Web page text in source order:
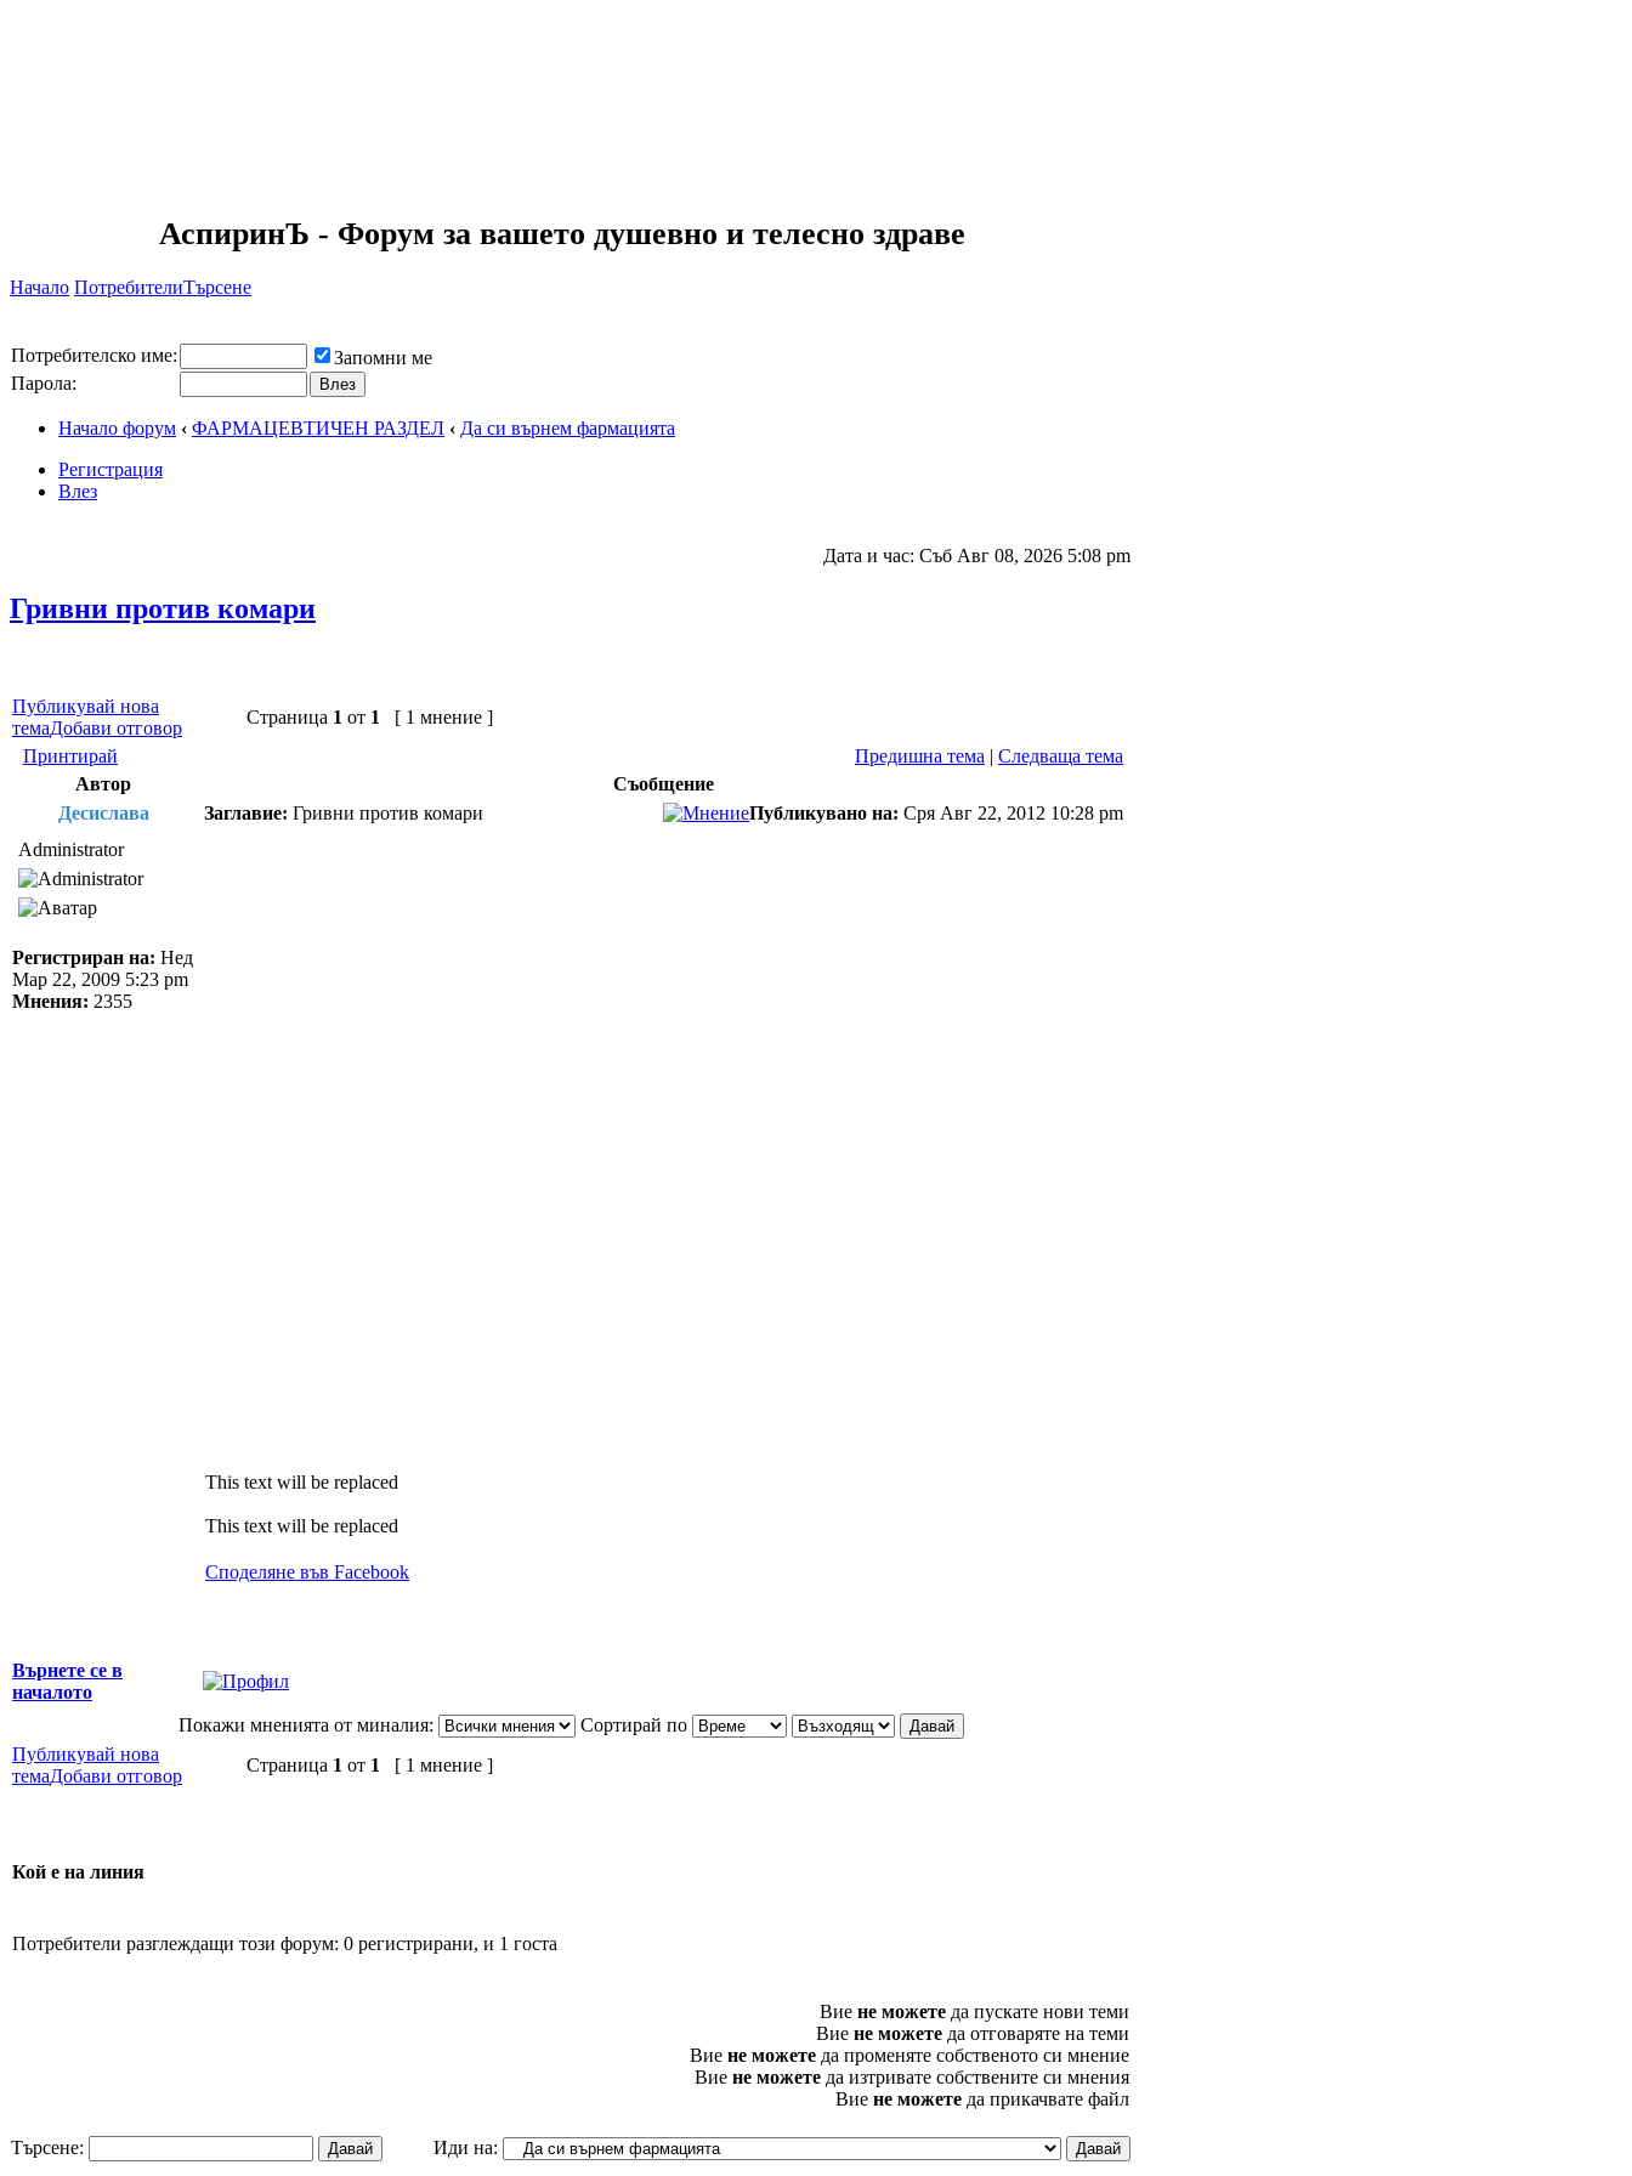
АспиринЪ - Форум за вашето душевно и телесно здраве
Начало ПотребителиТърсене
Потребителско име:
Запомни ме
Парола:
Начало форум ‹ ФАРМАЦЕВТИЧЕН РАЗДЕЛ ‹ Да си върнем фармацията
Регистрация
Влез
Дата и час: Съб Авг 08, 2026 5:08 pm
Гривни против комари
Публикувай нова
темаДобави отговор
Страница 1 от 1
[ 1 мнение ]
Принтирай
Предишна тема | Следваща тема
Автор
Съобщение
Десислава
Заглавие: Гривни против комари Публикувано на: Сря Авг 22, 2012 10:28 pm
Administrator
Регистриран на: Нед
Мар 22, 2009 5:23 pm
Мнения: 2355
This text will be replaced
This text will be replaced
Споделяне във Facebook
Върнете се в
началото
Покажи мненията от миналия:
Сортирай по
Публикувай нова
темаДобави отговор
Страница 1 от 1 [ 1 мнение ]
Кой е на линия
Потребители разглеждащи този форум: 0 регистрирани, и 1 госта
Вие не можете да пускате нови теми
Вие не можете да отговаряте на теми
Вие не можете да променяте собственото си мнение
Вие не можете да изтривате собствените си мнения
Вие не можете да прикачвате файл
Търсене: Иди на: